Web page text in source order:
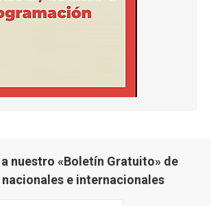
nuestro «Boletín Gratuito» de
e internacionales